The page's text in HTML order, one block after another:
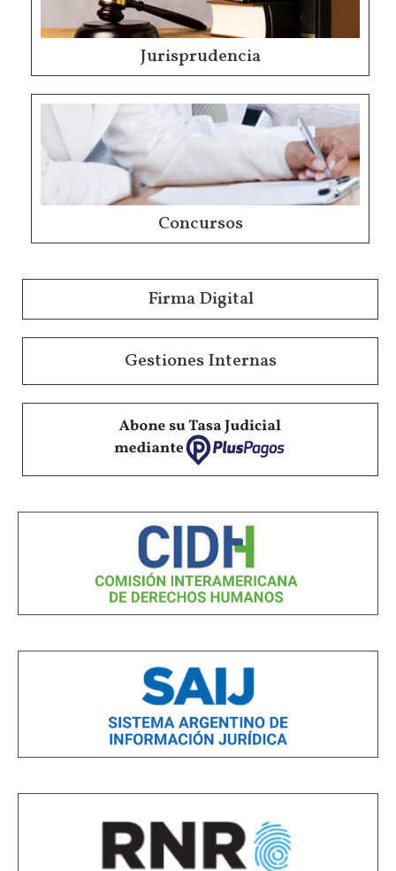
Jurisprudencia
Concursos
Firma Digital
Gestiones Internas